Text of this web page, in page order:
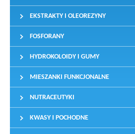
EKSTRAKTY I OLEOREZYNY
FOSFORANY
HYDROKOLOIDY I GUMY
MIESZANKI FUNKCJONALNE
NUTRACEUTYKI
KWASY I POCHODNE